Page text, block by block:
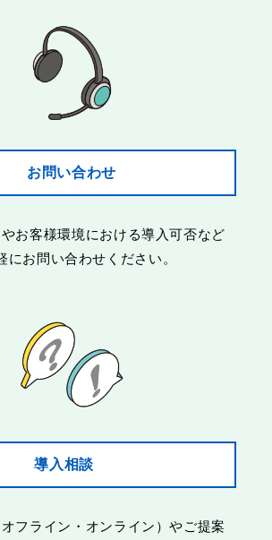
お問い合わせ
お客様環境における導入可否など
にお問い合わせください。
導入相談
フライン・オンライン）やご提案